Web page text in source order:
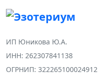
ИП Юникова Ю.А.
ИНН: 262307841138
ОГРНИП: 322265100024912